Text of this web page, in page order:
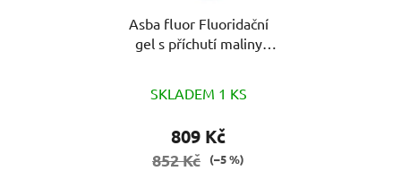
Asba fluor Fluoridační
gel s příchutí maliny
SKLADEM 1 KS
809 Kč
852 Kč (–5 %)